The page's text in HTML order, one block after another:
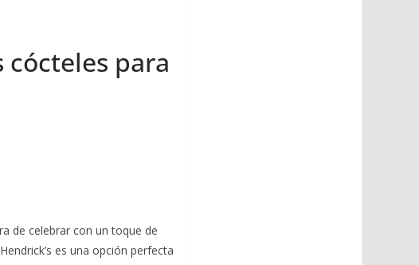
cócteles para
de celebrar con un toque de
es una opción perfecta